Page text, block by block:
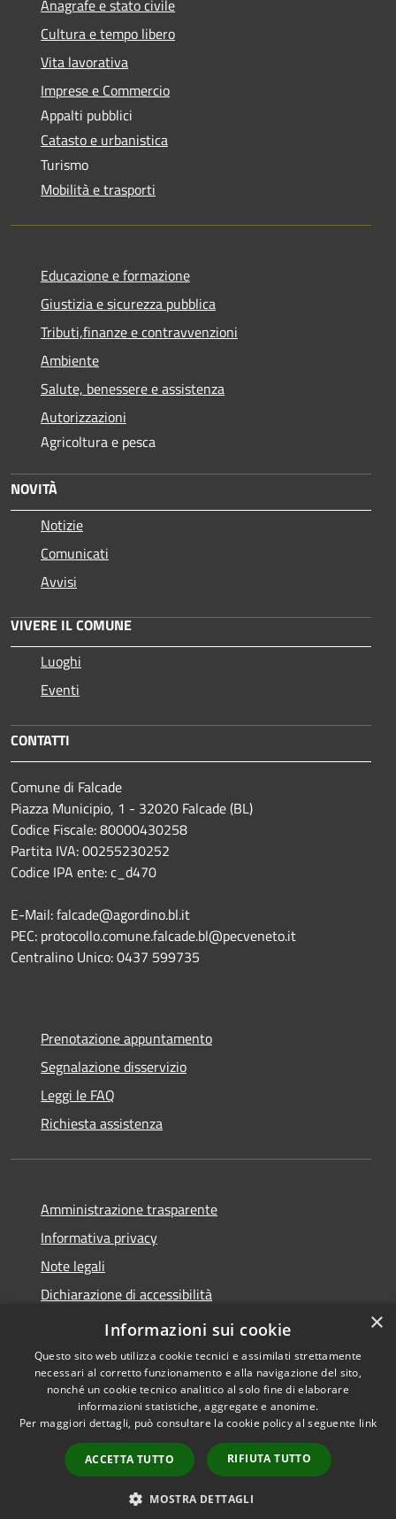
Anagrafe e stato civile
Cultura e tempo libero
Vita lavorativa
Imprese e Commercio
Appalti pubblici
Catasto e urbanistica
Turismo
Mobilità e trasporti
Educazione e formazione
Giustizia e sicurezza pubblica
Tributi,finanze e contravvenzioni
Ambiente
Salute, benessere e assistenza
Autorizzazioni
Agricoltura e pesca
NOVITÀ
Notizie
Comunicati
Avvisi
VIVERE IL COMUNE
Luoghi
Eventi
CONTATTI
Comune di Falcade
Piazza Municipio, 1 - 32020 Falcade (BL)
Codice Fiscale: 80000430258
Partita IVA: 00255230252
Codice IPA ente: c_d470
E-Mail: falcade@agordino.bl.it
PEC: protocollo.comune.falcade.bl@pecveneto.it
Centralino Unico: 0437 599735
Prenotazione appuntamento
Segnalazione disservizio
Leggi le FAQ
Richiesta assistenza
Amministrazione trasparente
Informativa privacy
Note legali
Dichiarazione di accessibilità
Dichiarazione di accessibilità App Municipium
Accessibilità
Copyright © 2026 • Comune di
Falcade • Powered by
Municipium•
Accesso
redazione
×
Informazioni sui cookie
Questo sito web utilizza cookie tecnici e assimilati strettamente
necessari al corretto funzionamento e alla navigazione del sito,
nonché un cookie tecnico analitico al solo fine di elaborare
informazioni statistiche, aggregate e anonime.
Per maggiori dettagli, può consultare la cookie policy al seguente link
ACCETTA TUTTO RIFIUTA TUTTO
MOSTRA DETTAGLI